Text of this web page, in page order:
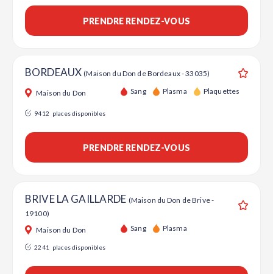
PRENDRE RENDEZ-VOUS
BORDEAUX(Maison du Don de Bordeaux - 33035)
Maison du Don Sang Plasma Plaquettes
9412 places disponibles
PRENDRE RENDEZ-VOUS
BRIVE LA GAILLARDE (Maison du Don de Brive -
19100)
Maison du Don Sang Plasma
2241 places disponibles